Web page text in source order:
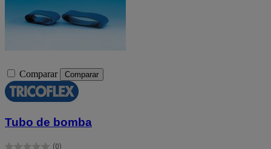
Comparar Comparar
Tubo de bomba
(0)